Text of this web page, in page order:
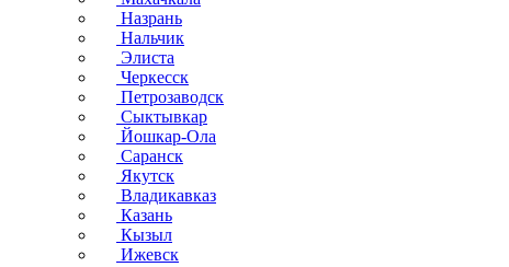
Назрань
Нальчик
Элиста
Черкесск
Петрозаводск
Сыктывкар
Йошкар-Ола
Саранск
Якутск
Владикавказ
Казань
Кызыл
Ижевск